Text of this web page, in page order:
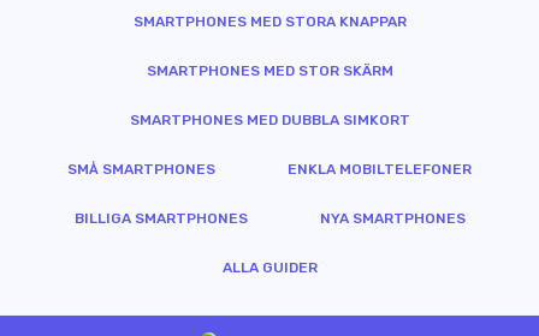
SMARTPHONES MED STORA KNAPPAR
SMARTPHONES MED STOR SKÄRM
SMARTPHONES MED DUBBLA SIMKORT
SMÅ SMARTPHONES ENKLA MOBILTELEFONER
BILLIGA SMARTPHONES NYA SMARTPHONES
ALLA GUIDER